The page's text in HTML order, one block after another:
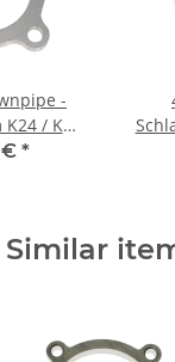
-
/ K26
€ *
Similar